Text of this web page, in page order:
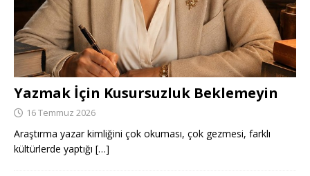
Yazmak İçin Kusursuzluk Beklemeyin
16 Temmuz 2026
Araştırma yazar kimliğini çok okuması, çok gezmesi, farklı
kültürlerde yaptığı […]